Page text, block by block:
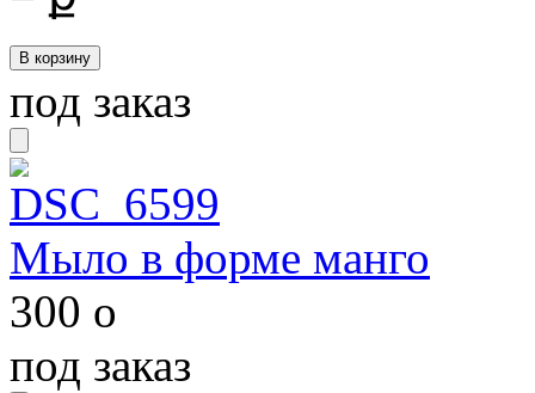
под заказ
Мыло в форме манго
300 o
под заказ